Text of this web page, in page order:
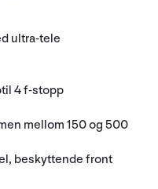
ultra-tele
4 f-stopp
mellom 150 og 500
beskyttende front